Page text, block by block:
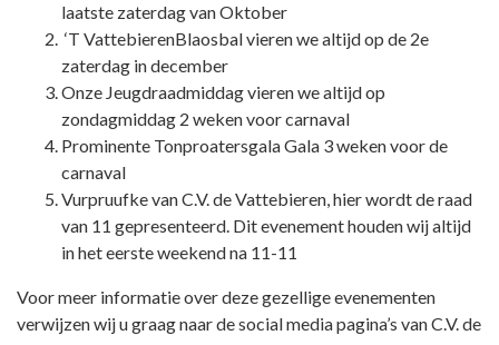
laatste zaterdag van Oktober
‘T VattebierenBlaosbal vieren we altijd op de 2e
zaterdag in december
Onze Jeugdraadmiddag vieren we altijd op
zondagmiddag 2 weken voor carnaval
Prominente Tonproatersgala Gala 3 weken voor de
carnaval
Vurpruufke van C.V. de Vattebieren, hier wordt de raad
van 11 gepresenteerd. Dit evenement houden wij altijd
in het eerste weekend na 11-11
Voor meer informatie over deze gezellige evenementen
verwijzen wij u graag naar de social media pagina’s van C.V. de